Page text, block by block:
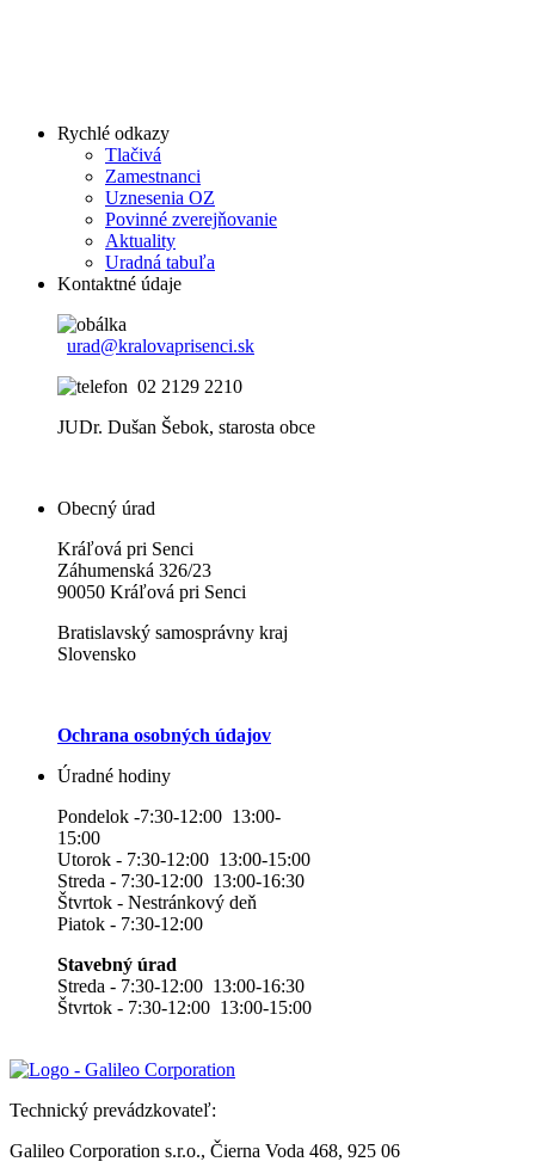
Rychlé odkazy
Tlačivá
Zamestnanci
Uznesenia OZ
Povinné zverejňovanie
Aktuality
Uradná tabuľa
Kontaktné údaje
urad@kralovaprisenci.sk
02 2129 2210
JUDr. Dušan Šebok, starosta obce
Obecný úrad
Kráľová pri Senci
Záhumenská 326/23
90050 Kráľová pri Senci
Bratislavský samosprávny kraj
Slovensko
Ochrana osobných údajov
Úradné hodiny
Pondelok -7:30-12:00 13:00-
15:00
Utorok - 7:30-12:00 13:00-15:00
Streda - 7:30-12:00 13:00-16:30
Štvrtok - Nestránkový deň
Piatok - 7:30-12:00
Stavebný úrad
Streda - 7:30-12:00 13:00-16:30
Štvrtok - 7:30-12:00 13:00-15:00
Technický prevádzkovateľ:
Galileo Corporation s.r.o., Čierna Voda 468, 925 06